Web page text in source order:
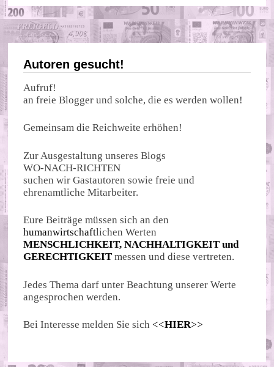
Autoren gesucht!
Aufruf!
an freie Blogger und solche, die es werden wollen!
Gemeinsam die Reichweite erhöhen!
Zur Ausgestaltung unseres Blogs
WO-NACH-RICHTEN
suchen wir Gastautoren sowie freie und
ehrenamtliche Mitarbeiter.
Eure Beiträge müssen sich an den
humanwirtschaftlichen Werten
MENSCHLICHKEIT, NACHHALTIGKEIT und
GERECHTIGKEIT messen und diese vertreten.
Jedes Thema darf unter Beachtung unserer Werte
angesprochen werden.
Bei Interesse melden Sie sich <<HIER>>